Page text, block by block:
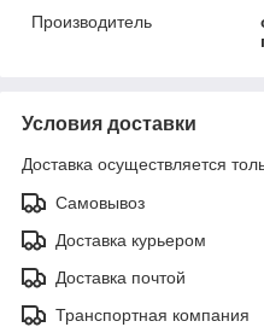
Производитель
Условия доставки
Доставка осуществляется
Самовывоз
Доставка курьером
Доставка почтой
Транспортная компания